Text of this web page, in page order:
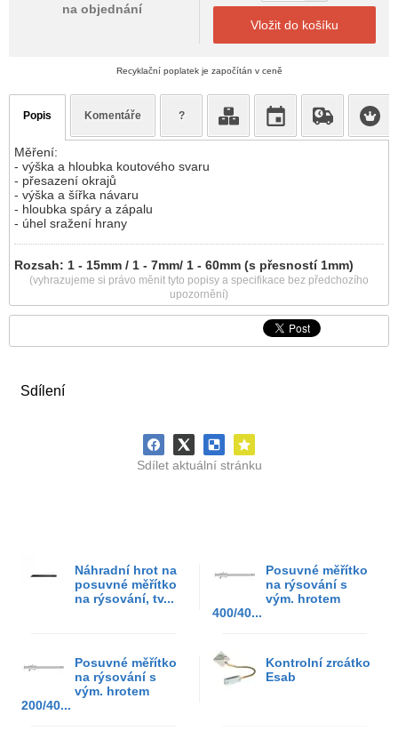
Sdílení
Sdílet aktuální stránku
Náhradní hrot na
posuvné měřítko
na rýsování, tv...
Posuvné měřítko
na rýsování s
vým. hrotem
400/40...
Posuvné měřítko
na rýsování s
vým. hrotem
200/40...
Kontrolní zrcátko
Esab
na objednání
Vložit do košíku
Recyklační poplatek je započítán v ceně
Popis Komentáře ?
Měření:
- výška a hloubka koutového svaru
- přesazení okrajů
- výška a šířka návaru
- hloubka spáry a zápalu
- úhel sražení hrany
Rozsah: 1 - 15mm / 1 - 7mm/ 1 - 60mm (s přesností 1mm)
(vyhrazujeme si právo měnit tyto popisy a specifikace bez předchozího
upozornění)